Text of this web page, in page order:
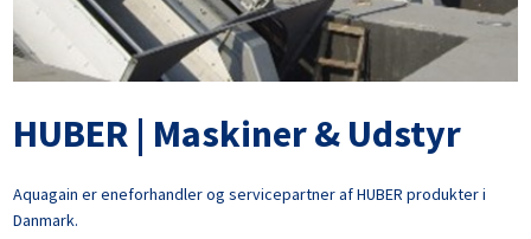
HUBER | Maskiner & Udstyr
Aquagain er eneforhandler og servicepartner af HUBER produkter i
Danmark.